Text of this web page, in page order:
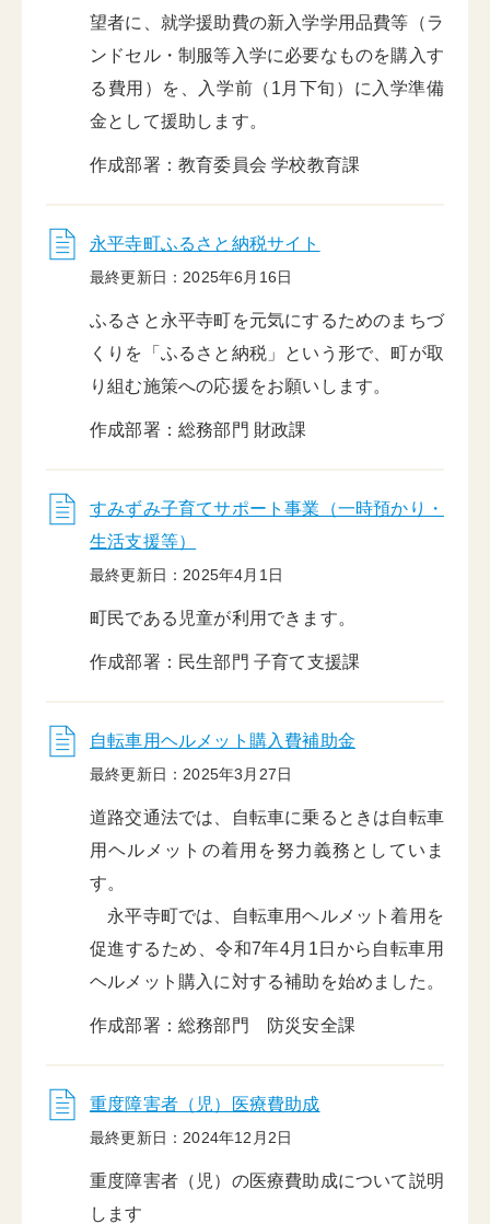
望者に、就学援助費の新入学学用品費等（ラ
ンドセル・制服等入学に必要なものを購入す
る費用）を、入学前（1月下旬）に入学準備
金として援助します。
作成部署：教育委員会 学校教育課
永平寺町ふるさと納税サイト
最終更新日：2025年6月16日
ふるさと永平寺町を元気にするためのまちづ
くりを「ふるさと納税」という形で、町が取
り組む施策への応援をお願いします。
作成部署：総務部門 財政課
すみずみ子育てサポート事業（一時預かり・
生活支援等）
最終更新日：2025年4月1日
町民である児童が利用できます。
作成部署：民生部門 子育て支援課
自転車用ヘルメット購入費補助金
最終更新日：2025年3月27日
道路交通法では、自転車に乗るときは自転車
用ヘルメットの着用を努力義務としていま
す。
永平寺町では、自転車用ヘルメット着用を
促進するため、令和7年4月1日から自転車用
ヘルメット購入に対する補助を始めました。
作成部署：総務部門 防災安全課
重度障害者（児）医療費助成
最終更新日：2024年12月2日
重度障害者（児）の医療費助成について説明
します